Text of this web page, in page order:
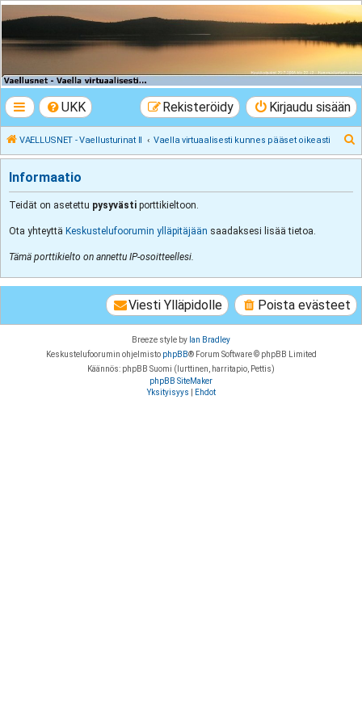
VAELLUSNET -
Vaellusturinat II
UKK Kirjaudu sisään
Rekisteröidy
VAELLUSNET - Vaellusturinat II Vaella virtuaalisesti kunnes pääset oikeasti
t
Informaatio
Teidät on asetettu pysyvästi porttikieltoon.
Ota yhteyttä Keskustelufoorumin ylläpitäjään saadaksesi lisää tietoa.
Tämä porttikielto on annettu IP-osoitteellesi.
Poista evästeet
Viesti Ylläpidolle
Breeze style by Ian Bradley
Keskustelufoorumin ohjelmisto phpBB® Forum Software © phpBB Limited
Käännös: phpBB Suomi (lurttinen, harritapio, Pettis)
phpBB SiteMaker
Yksityisyys
Ehdot